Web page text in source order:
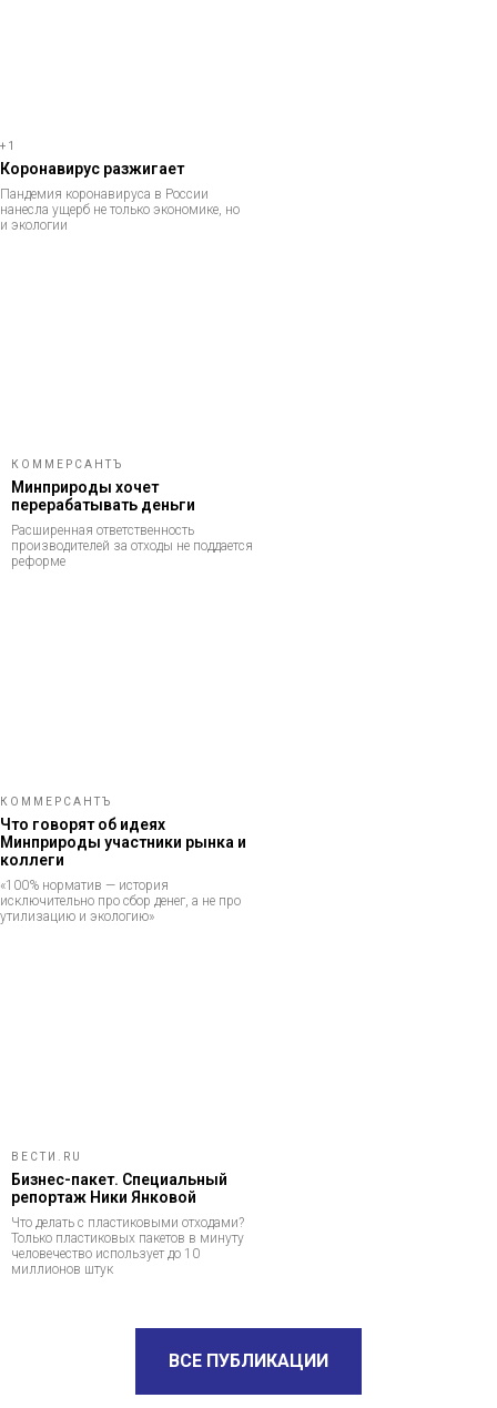
+1
Коронавирус разжигает
Пандемия коронавируса в России
нанесла ущерб не только экономике, но
и экологии
КОММЕРСАНТЪ
Минприроды хочет
перерабатывать деньги
Расширенная ответственность
производителей за отходы не поддается
реформе
КОММЕРСАНТЪ
Что говорят об идеях
Минприроды участники рынка и
коллеги
«100% норматив — история
исключительно про сбор денег, а не про
утилизацию и экологию»
ВЕСТИ.RU
Бизнес-пакет. Специальный
репортаж Ники Янковой
Что делать с пластиковыми отходами?
Только пластиковых пакетов в минуту
человечество использует до 10
миллионов штук
ВСЕ ПУБЛИКАЦИИ